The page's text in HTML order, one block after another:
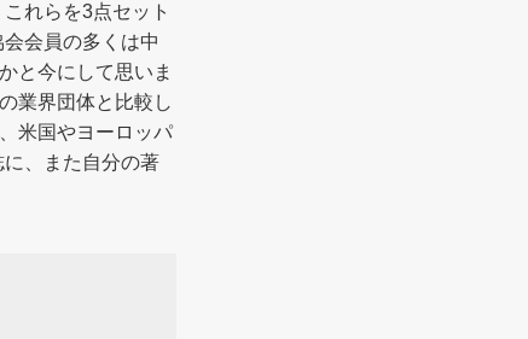
れらを3点セット
会員の多くは中
と今にして思いま
業界団体と比較し
米国やヨーロッパ
、また自分の著